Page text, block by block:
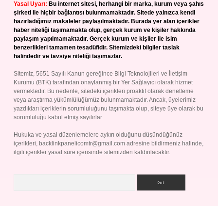
Yasal Uyarı: Bu internet sitesi, herhangi bir marka, kurum veya şahıs
şirketi ile hiçbir bağlantısı bulunmamaktadır. Sitede yalnızca kendi
hazırladığımız makaleler paylaşılmaktadır. Burada yer alan içerikler
haber niteliği taşımamakta olup, gerçek kurum ve kişiler hakkında
paylaşım yapılmamaktadır. Gerçek kurum ve kişiler ile isim
benzerlikleri tamamen tesadüfidir. Sitemizdeki bilgiler taslak
halindedir ve tavsiye niteliği taşımazlar.
Sitemiz, 5651 Sayılı Kanun gereğince Bilgi Teknolojileri ve İletişim
Kurumu (BTK) tarafından onaylanmış bir Yer Sağlayıcı olarak hizmet
vermektedir. Bu nedenle, sitedeki içerikleri proaktif olarak denetleme
veya araştırma yükümlülüğümüz bulunmamaktadır. Ancak, üyelerimiz
yazdıkları içeriklerin sorumluluğunu taşımakta olup, siteye üye olarak bu
sorumluluğu kabul etmiş sayılırlar.
Hukuka ve yasal düzenlemelere aykırı olduğunu düşündüğünüz
içerikleri, backlinkpanelicomtr@gmail.com adresine bildirmeniz halinde,
ilgili içerikler yasal süre içerisinde sitemizden kaldırılacaktır.